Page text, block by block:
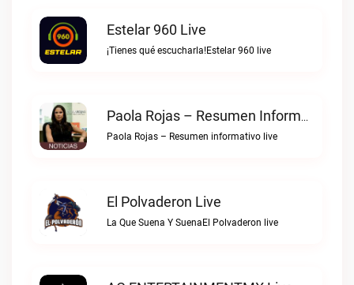
Estelar 960 Live
¡Tienes qué escucharla!Estelar 960 live
Paola Rojas – Resumen Informativo Live
Paola Rojas – Resumen informativo live
El Polvaderon Live
La Que Suena Y SuenaEl Polvaderon live